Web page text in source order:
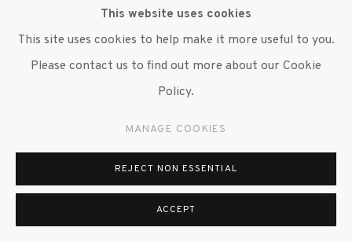
This website uses cookies
This site uses cookies to help make it more useful to you.
Please contact us to find out more about our Cookie
Policy.
MANAGE COOKIES
REJECT NON ESSENTIAL
ACCEPT